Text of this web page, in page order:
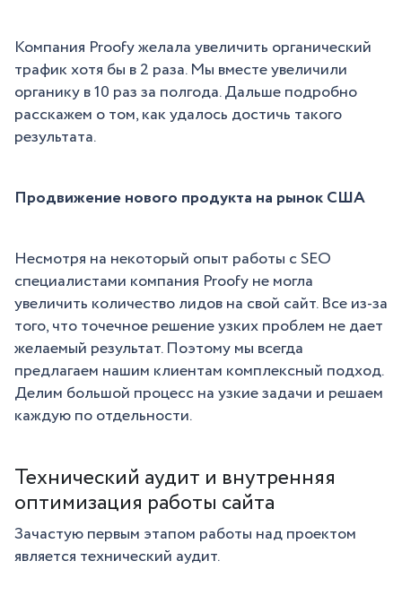
Компания Proofy желала увеличить органический
трафик хотя бы в 2 раза. Мы вместе увеличили
органику в 10 раз за полгода. Дальше подробно
расскажем о том, как удалось достичь такого
результата.
Продвижение нового продукта на рынок США
Несмотря на некоторый опыт работы с SEO
специалистами компания Proofy не могла
увеличить количество лидов на свой сайт. Все из-за
того, что точечное решение узких проблем не дает
желаемый результат. Поэтому мы всегда
предлагаем нашим клиентам комплексный подход.
Делим большой процесс на узкие задачи и решаем
каждую по отдельности.
Технический аудит и внутренняя
оптимизация работы сайта
Зачастую первым этапом работы над проектом
является технический аудит.